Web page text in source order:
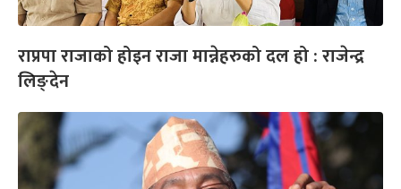
राप्रपा राजाको होइन राजा मान्नेहरुको दल हो : राजेन्द्र
लिङ्देन